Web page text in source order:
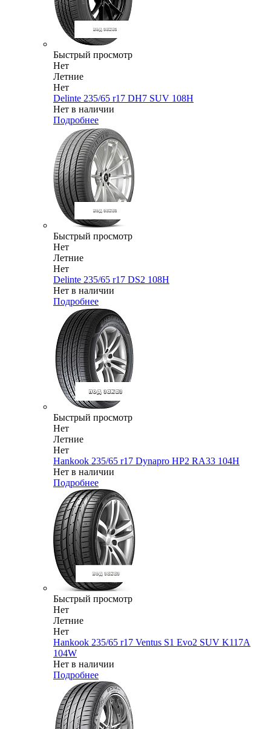
Быстрый просмотр
Нет
Летние
Нет
Delinte 235/65 r17 DH7 SUV 108H
Нет в наличии
Подробнее
Быстрый просмотр
Нет
Летние
Нет
Delinte 235/65 r17 DS2 108H
Нет в наличии
Подробнее
Быстрый просмотр
Нет
Летние
Нет
Hankook 235/65 r17 Dynapro HP2 RA33 104H
Нет в наличии
Подробнее
Быстрый просмотр
Нет
Летние
Нет
Hankook 235/65 r17 Ventus S1 Evo2 SUV K117A
104W
Нет в наличии
Подробнее